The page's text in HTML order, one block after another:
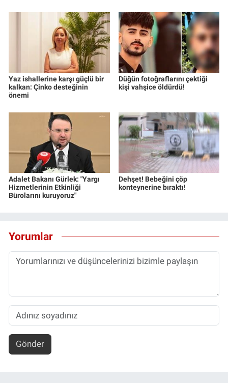
Yaz ishallerine karşı güçlü bir
kalkan: Çinko desteğinin
önemi
Düğün fotoğraflarını çektiği
kişi vahşice öldürdü!
Adalet Bakanı Gürlek: "Yargı
Hizmetlerinin Etkinliği
Bürolarını kuruyoruz"
Dehşet! Bebeğini çöp
konteynerine bıraktı!
Yorumlar
Gönder